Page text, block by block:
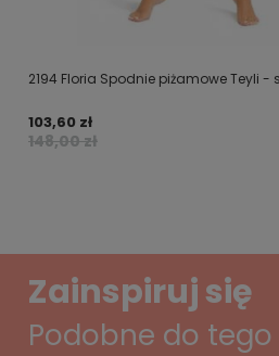
2194 Floria Spodnie piżamowe Teyli -
148,00 zł
103,60 zł
Zainspiruj się
Podobne do